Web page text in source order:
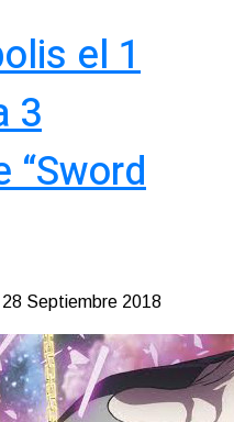
el 1
3
“Sword
28 Septiembre 2018